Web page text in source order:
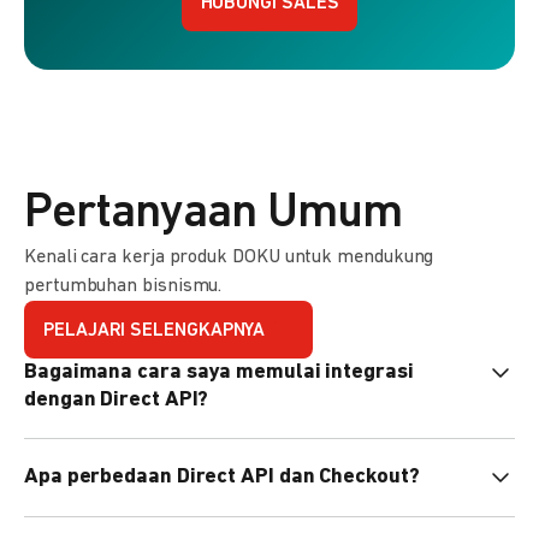
HUBUNGI SALES
Pertanyaan Umum
Kenali cara kerja produk DOKU untuk mendukung
pertumbuhan bisnismu.
PELAJARI SELENGKAPNYA
Bagaimana cara saya memulai integrasi
dengan Direct API?
pemrograman untuk membantu integrasi Anda. Pelajari
Apa perbedaan Direct API dan Checkout?